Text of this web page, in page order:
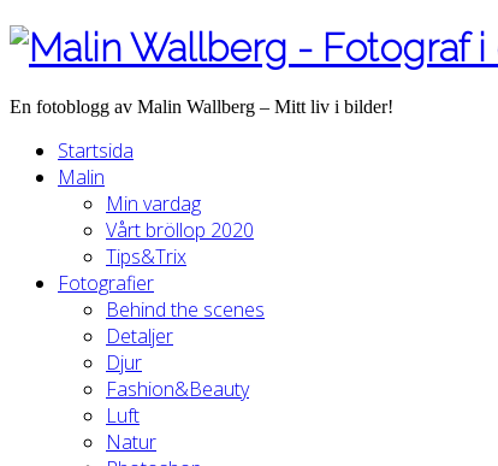
En fotoblogg av Malin Wallberg – Mitt liv i bilder!
Startsida
Malin
Min vardag
Vårt bröllop 2020
Tips&Trix
Fotografier
Behind the scenes
Detaljer
Djur
Fashion&Beauty
Luft
Natur